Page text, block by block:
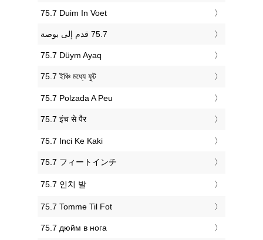
‎75.7 Duim In Voet
‎75.7 Düym Ayaq
‎75.7 ইঞ্চি মধ্যে ফুট
‎75.7 Polzada A Peu
‎75.7 इंच से पैर
‎75.7 Inci Ke Kaki
‎75.7 フィートインチ
‎75.7 인치 발
‎75.7 Tomme Til Fot
‎75.7 дюйм в нога